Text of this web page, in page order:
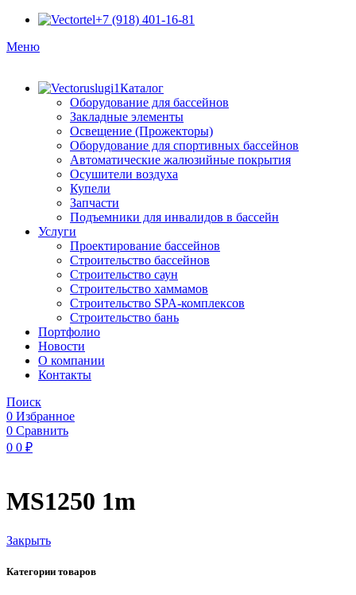
+7 (918) 401-16-81
Меню
Каталог
Оборудование для бассейнов
Закладные элементы
Освещение (Прожекторы)
Оборудование для спортивных бассейнов
Автоматические жалюзийные покрытия
Осушители воздуха
Купели
Запчасти
Подъемники для инвалидов в бассейн
Услуги
Проектирование бассейнов
Строительство бассейнов
Строительство саун
Строительство хаммамов
Строительство SPA-комплексов
Строительство бань
Портфолио
Новости
O компании
Контакты
Поиск
0 Избранное
0 Сравнить
0 0 ₽
MS1250 1m
Закрыть
Категории товаров